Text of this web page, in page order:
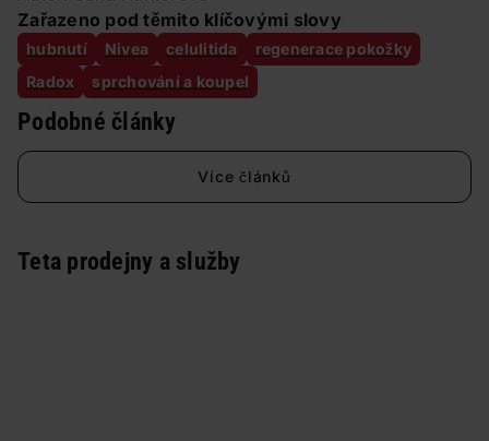
Zařazeno pod těmito klíčovými slovy
hubnutí Nivea celulitida
regenerace pokožky
Radox
sprchování a koupel
Podobné články
Více článků
Teta prodejny a služby